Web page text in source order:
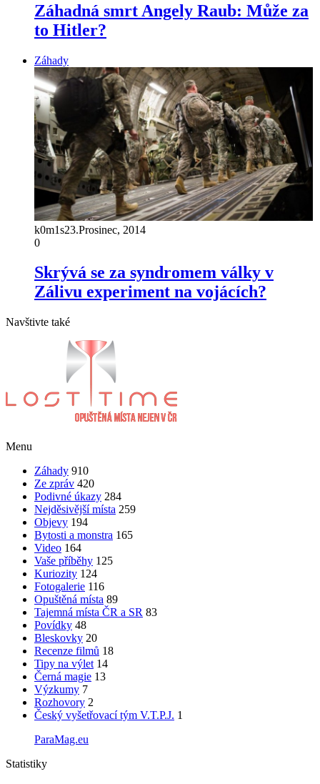
Záhadná smrt Angely Raub: Může za
to Hitler?
Záhady
k0m1s23.Prosinec, 2014
0
Skrývá se za syndromem války v
Zálivu experiment na vojácích?
Navštivte také
Menu
Záhady 910
Ze zpráv 420
Podivné úkazy 284
Nejděsivější místa 259
Objevy 194
Bytosti a monstra 165
Video 164
Vaše příběhy 125
Kuriozity 124
Fotogalerie 116
Opuštěná místa 89
Tajemná místa ČR a SR 83
Povídky 48
Bleskovky 20
Recenze filmů 18
Tipy na výlet 14
Černá magie 13
Výzkumy 7
Rozhovory 2
Český vyšetřovací tým V.T.P.J. 1
ParaMag.eu
Statistiky